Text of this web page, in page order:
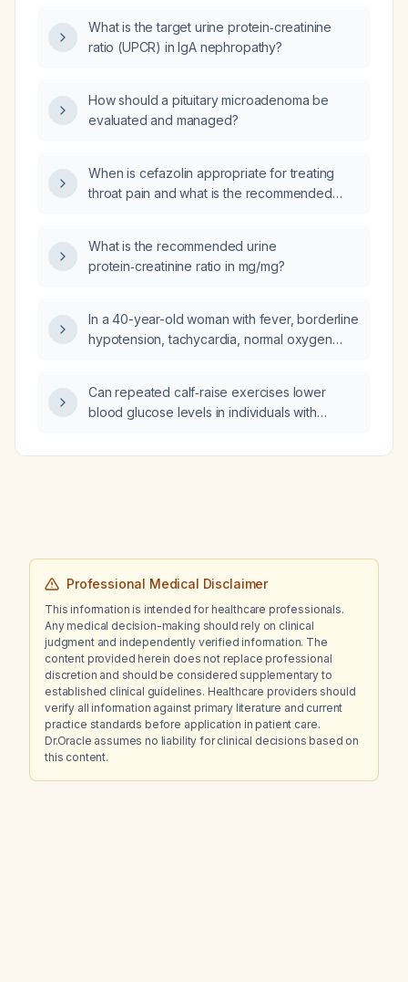
What is the target urine protein‑creatinine
ratio (UPCR) in IgA nephropathy?
How should a pituitary microadenoma be
evaluated and managed?
When is cefazolin appropriate for treating
throat pain and what is the recommended
What is the recommended urine
protein‑creatinine ratio in mg/mg?
In a 40-year-old woman with fever, borderline
hypotension, tachycardia, normal oxygen
and elevated random capillary glucose, could
this be a urinary tract infection?
Can repeated calf‑raise exercises lower
blood glucose levels in individuals with
Professional Medical Disclaimer
This information is intended for healthcare professionals.
Any medical decision-making should rely on clinical
judgment and independently verified information. The
content provided herein does not replace professional
discretion and should be considered supplementary to
established clinical guidelines. Healthcare providers should
verify all information against primary literature and current
practice standards before application in patient care.
Dr.Oracle assumes no liability for clinical decisions based on
this content.